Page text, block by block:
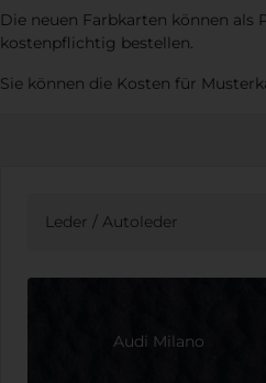
Die neuen Farbkarten können als
kostenpflichtig bestellen.
Sie können die Kosten für
Leder / Autoleder
Audi Milano